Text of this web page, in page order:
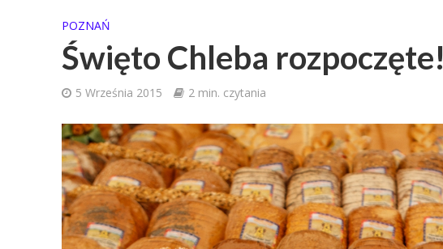
POZNAŃ
Święto Chleba rozpoczęte!
5 Września 2015 2 min. czytania